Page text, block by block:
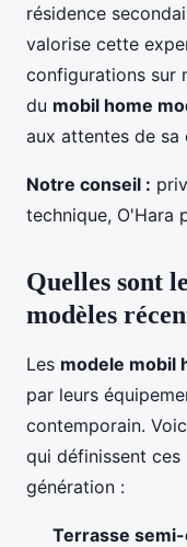
résidence
valorise cette
configurations sur
du mobil home
aux attentes de sa
Notre conseil :
technique, O'Hara
Quelles sont
modèles
Les modele mobil
par leurs
contemporain.
qui définissent ces
génération :
Terrasse